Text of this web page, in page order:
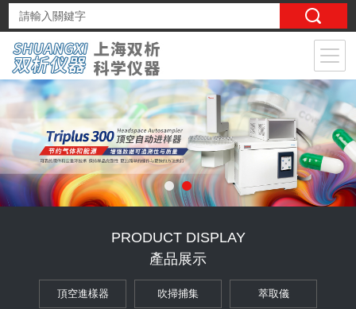
PRODUCT DISPLAY
產品展示
頂空進樣器 吹掃捕集 萃取儀